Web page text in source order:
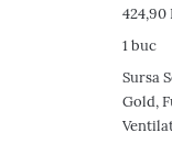
424,90
1 buc
Sursa
Gold,